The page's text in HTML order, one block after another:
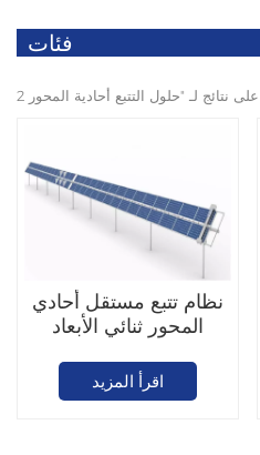
فئات
نظام تتبع مستقل أحادي
المحور ثنائي الأبعاد
اقرأ المزيد